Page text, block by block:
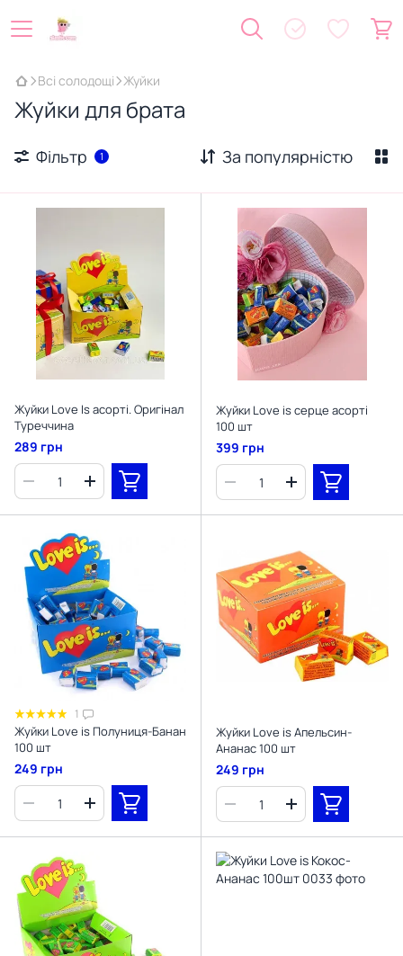
Всі солодощі Жуйки
Жуйки для брата
Фільтр 1 За популярністю
Жуйки Love Is асорті. Оригінал
Туреччина
289 грн
Жуйки Love is серце асорті
100 шт
399 грн
1
Жуйки Love is Полуниця-Банан
100 шт
249 грн
Жуйки Love is Апельсин-
Ананас 100 шт
249 грн